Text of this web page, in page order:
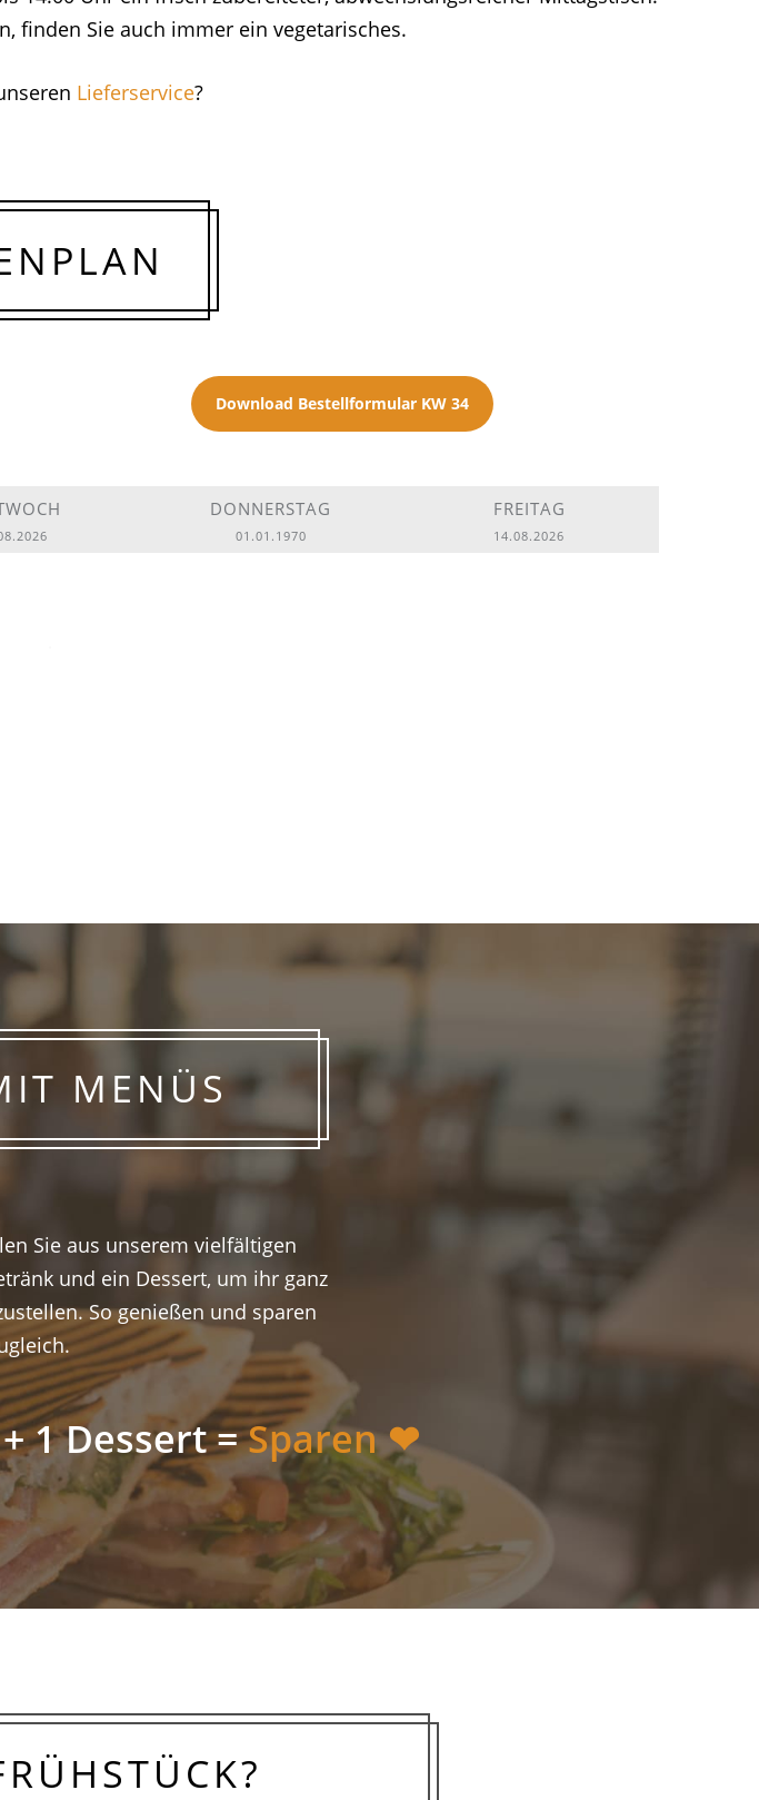
finden Sie auch immer ein vegetarisches.
Lieferservice?
Download Bestellformular KW 34
DONNERSTAG
01.01.1970
FREITAG
14.08.2026
MENÜS
Sie aus unserem vielfältigen
und ein Dessert, um ihr ganz
So genießen und sparen
1 Dessert =Sparen ❤︎